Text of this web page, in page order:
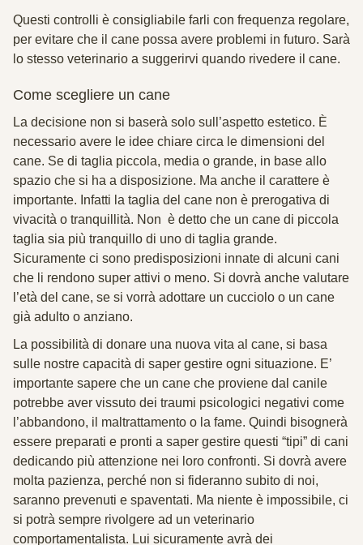
Questi controlli è consigliabile farli con frequenza regolare,
per evitare che il cane possa avere problemi in futuro. Sarà
lo stesso veterinario a suggerirvi quando rivedere il cane.
Come scegliere un cane
La decisione non si baserà solo sull’aspetto estetico. È
necessario avere le idee chiare circa le dimensioni del
cane. Se di taglia piccola, media o grande, in base allo
spazio che si ha a disposizione. Ma anche il carattere è
importante. Infatti la taglia del cane non è prerogativa di
vivacità o tranquillità. Non è detto che un cane di piccola
taglia sia più tranquillo di uno di taglia grande.
Sicuramente ci sono predisposizioni innate di alcuni cani
che li rendono super attivi o meno. Si dovrà anche valutare
l’età del cane, se si vorrà adottare un cucciolo o un cane
già adulto o anziano.
La possibilità di donare una nuova vita al cane, si basa
sulle nostre capacità di saper gestire ogni situazione. E’
importante sapere che un cane che proviene dal canile
potrebbe aver vissuto dei traumi psicologici negativi come
l’abbandono, il maltrattamento o la fame. Quindi bisognerà
essere preparati e pronti a saper gestire questi “tipi” di cani
dedicando più attenzione nei loro confronti. Si dovrà avere
molta pazienza, perché non si fideranno subito di noi,
saranno prevenuti e spaventati. Ma niente è impossibile, ci
si potrà sempre rivolgere ad un veterinario
comportamentalista. Lui sicuramente avrà dei